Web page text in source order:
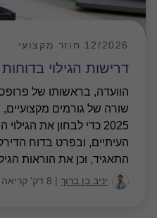
דרישות הגילוי בדוחות
12/2026 חוזר מקצועי
הוועדה, בראשותו של
שורה של גורמים
2025 כדי לבחון את
העיתיים, ובפרט בדוח
התאגיד, וכן את הוראות
יניב בן ברוך | 8 דק' קריאה